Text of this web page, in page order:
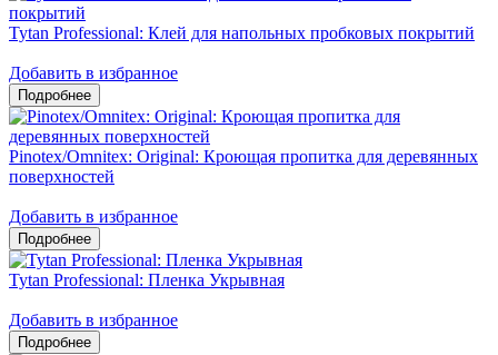
Tytan Professional: Клей для напольных пробковых покрытий
Добавить в избранное
Pinotex/Omnitex: Original: Кроющая пропитка для деревянных
поверхностей
Добавить в избранное
Tytan Professional: Пленка Укрывная
Добавить в избранное